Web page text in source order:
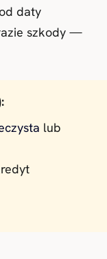
daty
szkody —
lub